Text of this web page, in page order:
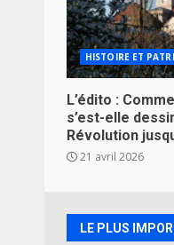
HISTOIRE ET
L’édito :
s’est-elle
Révolution
21 avril 2026
LE PLUS